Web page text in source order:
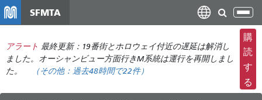
コ
ン
テ
ン
SFMTA
ナ
ビ
ゲ
ー
シ
ョ
アラート 最終更新：19番街とホロウェイ付近の遅延は解消し
ました。オーシャンビュー方面行きM系統は運行を再開しまし
た。
（その他： 過去48時間で22件）
購
読
す
る